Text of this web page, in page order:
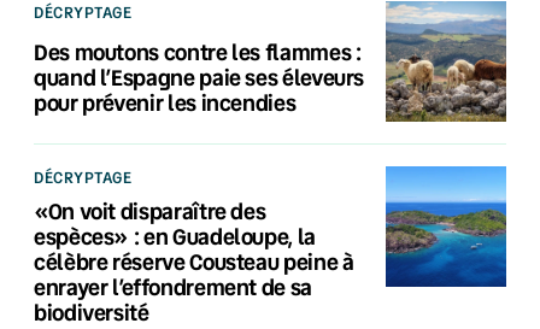
DÉCRYPTAGE
Des moutons contre les flammes :
quand l’Espagne paie ses éleveurs
pour prévenir les incendies
DÉCRYPTAGE
«On voit disparaître des
espèces» : en Guadeloupe, la
célèbre réserve Cousteau peine à
enrayer l’effondrement de sa
biodiversité